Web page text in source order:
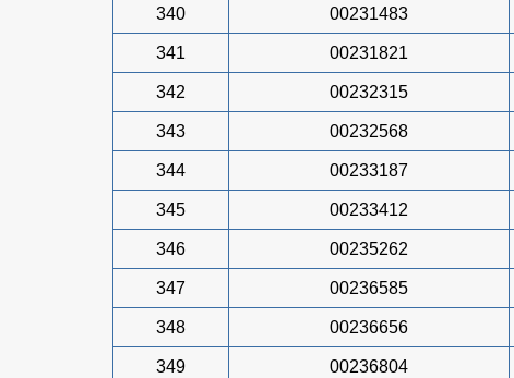
340 00231483
341 00231821
342 00232315
343 00232568
344 00233187
345 00233412
346 00235262
347 00236585
348 00236656
349 00236804